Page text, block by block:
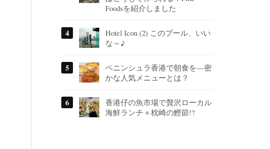
Foodsを紹介しました
Hotel Icon (2) このプール、いい
な～♪
ペニンシュラ香港で朝食を―密
かな人気メニューとは？
香港仔の魚市場で贅沢ローカル
海鮮ランチ＋枕崎の鰹節!?